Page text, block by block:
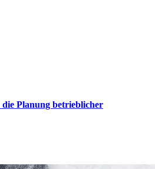
die Planung betrieblicher